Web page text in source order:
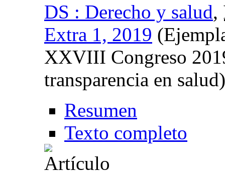
DS : Derecho y salud,
Extra 1, 2019
XXVIII Congreso
transparencia en
Resumen
Texto completo